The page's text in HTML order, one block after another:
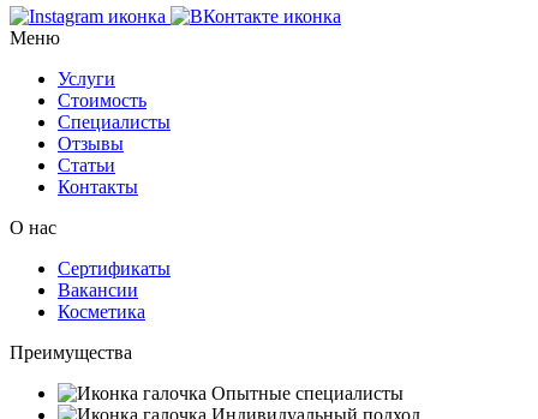
Меню
Услуги
Стоимость
Специалисты
Отзывы
Статьи
Контакты
О нас
Сертификаты
Вакансии
Косметика
Преимущества
Опытные специалисты
Индивидуальный подход